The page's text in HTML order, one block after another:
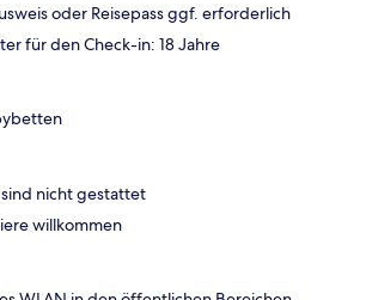
oder Reisepass ggf. erforderlich
für den Check-in: 18 Jahre
nicht gestattet
willkommen